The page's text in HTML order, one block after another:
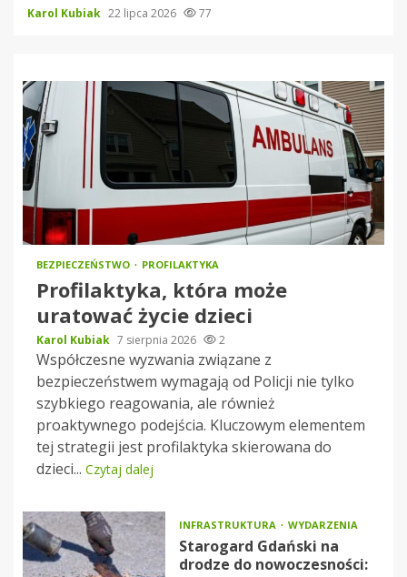
Karol Kubiak 22 lipca 2026 77
BEZPIECZEŃSTWO PROFILAKTYKA
Profilaktyka, która może
uratować życie dzieci
Karol Kubiak 7 sierpnia 2026 2
Współczesne wyzwania związane z
bezpieczeństwem wymagają od Policji nie tylko
szybkiego reagowania, ale również
proaktywnego podejścia. Kluczowym elementem
tej strategii jest profilaktyka skierowana do
dzieci... Czytaj dalej
INFRASTRUKTURA WYDARZENIA
Starogard Gdański na
drodze do nowoczesności: